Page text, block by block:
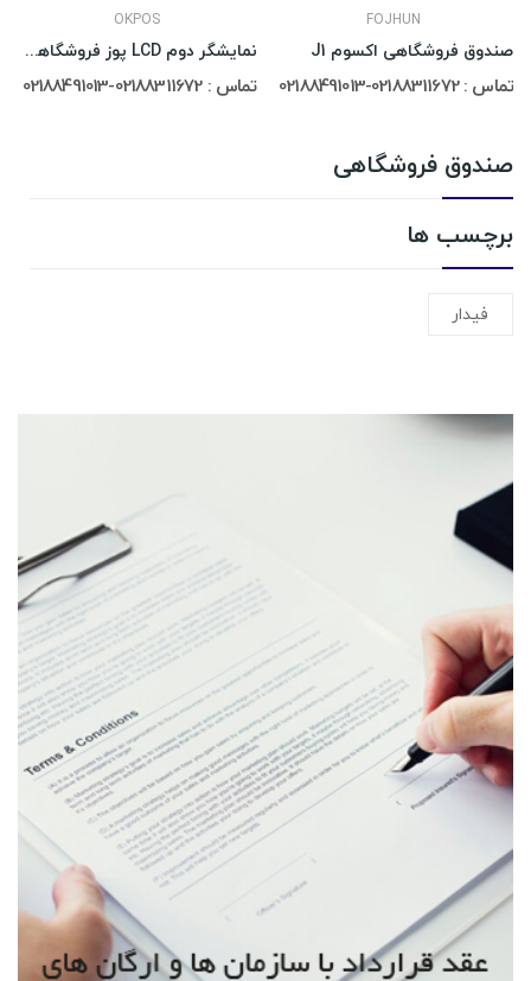
صندوق فروشگاهی
برچسب ها
فیدار
FOJHUN
صندوق فروشگاهی اکسوم J1
تماس : 02188311672-02188491013
OKPOS
نمایشگر دوم LCD پوز فروشگاهی OKPOS
تماس : 02188311672-02188491013